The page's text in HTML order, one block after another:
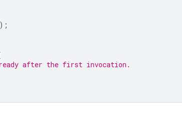
after the first invocation.